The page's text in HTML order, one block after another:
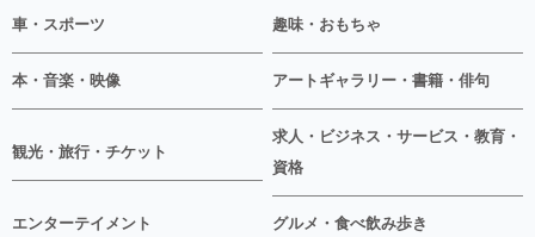
車・スポーツ 趣味・おもちゃ
本・音楽・映像 アートギャラリー・書籍・俳句
観光・旅行・チケット
求人・ビジネス・サービス・教育・
資格
エンターテイメント グルメ・食べ飲み歩き